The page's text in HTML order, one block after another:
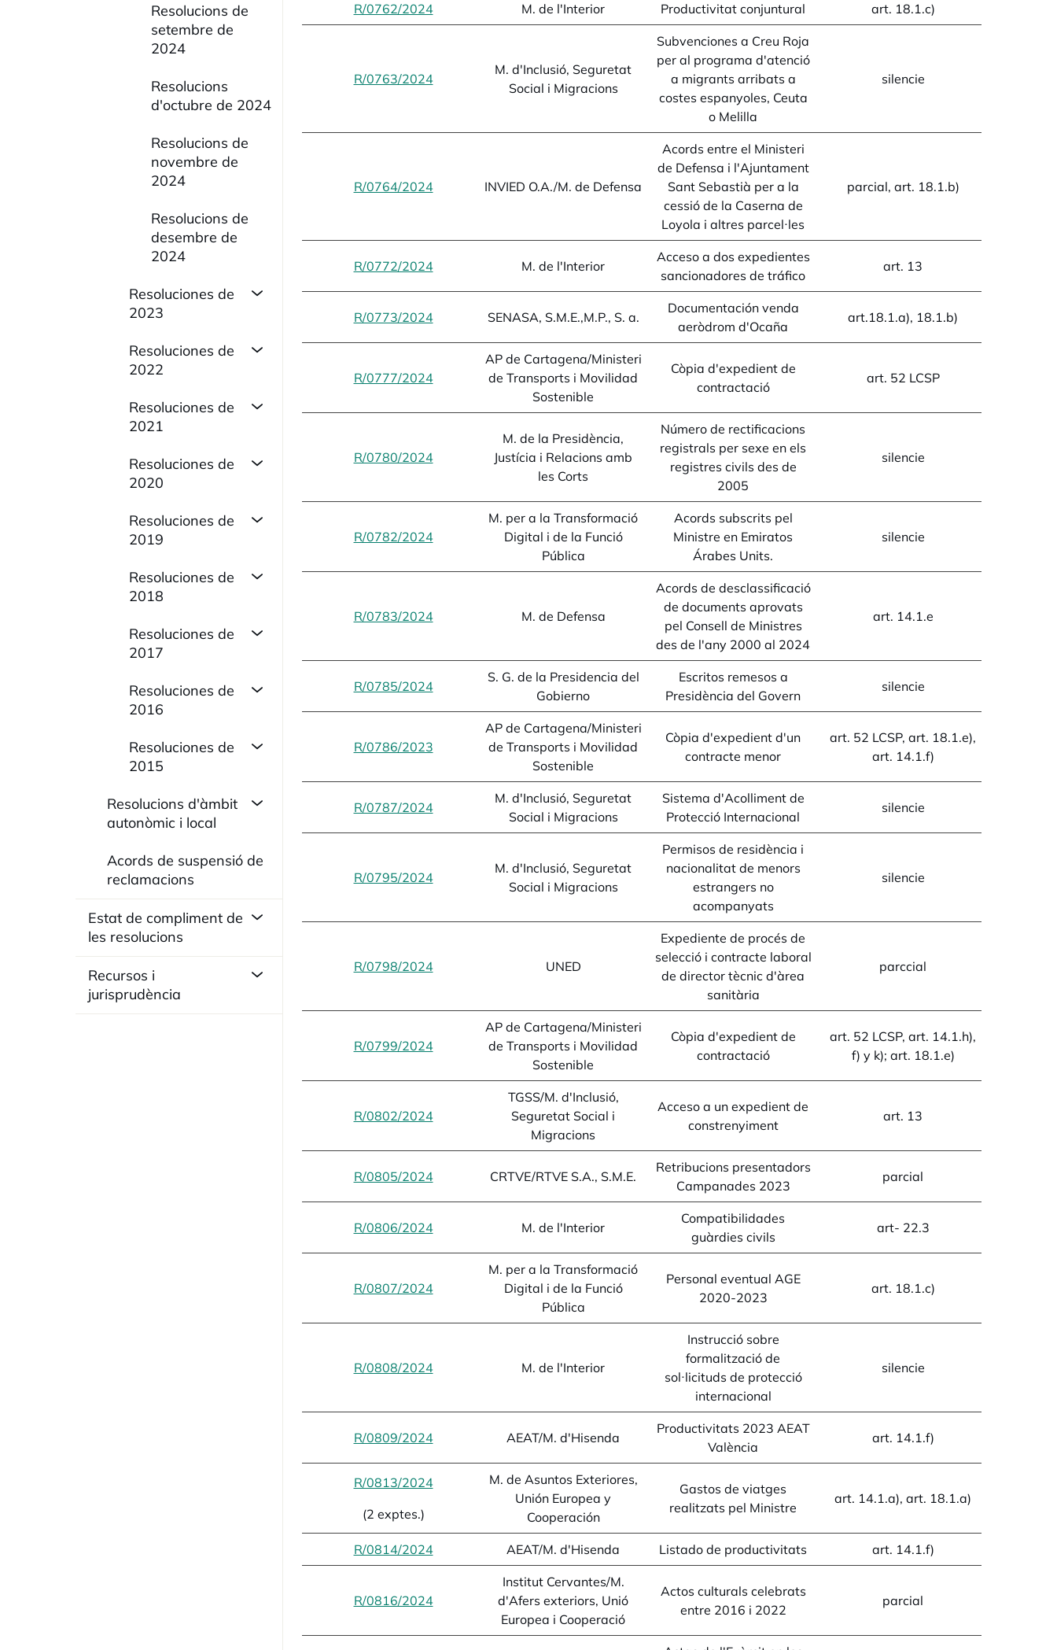
Resolucions de
setembre de
2024
Resolucions
d'octubre de 2024
Resolucions de
novembre de
2024
Resolucions de
desembre de
2024
Resoluciones de
2023
Resoluciones de
2022
Resoluciones de
2021
Resoluciones de
2020
Resoluciones de
2019
Resoluciones de
2018
Resoluciones de
2017
Resoluciones de
2016
Resoluciones de
2015
Resolucions d'àmbit
autonòmic i local
Acords de suspensió de
reclamacions
Estat de compliment de
les resolucions
Recursos i
jurisprudència
R/0762/2024opens in a new tabM. de l'Interior Productivitat conjuntural art. 18.1.c)
R/0763/2024opens in a new tab
M. d'Inclusió, Seguretat
Social i Migracions
Subvenciones a Creu Roja
per al programa d'atenció
a migrants arribats a
costes espanyoles, Ceuta
o Melilla
silencie
R/0764/2024opens in a new tab
INVIED O.A./M. de Defensa
Acords entre el Ministeri
de Defensa i l'Ajuntament
Sant Sebastià per a la
cessió de la Caserna de
Loyola i altres parcel·les
parcial, art. 18.1.b)
R/0772/2024opens in a new tabM. de l'Interior
Acceso a dos expedientes
sancionadores de tráfico
art. 13
R/0773/2024opens in a new tabSENASA, S.M.E.,M.P., S. a.
Documentación venda
aeròdrom d'Ocaña
art.18.1.a), 18.1.b)
R/0777/2024opens in a new tab
AP de Cartagena/Ministeri
de Transports i Movilidad
Sostenible
Còpia d'expedient de
contractació
art. 52 LCSP
R/0780/2024opens in a new tab
M. de la Presidència,
Justícia i Relacions amb
les Corts
Número de rectificacions
registrals per sexe en els
registres civils des de
2005
silencie
R/0782/2024opens in a new tab
M. per a la Transformació
Digital i de la Funció
Pública
Acords subscrits pel
Ministre en Emiratos
Árabes Units.
silencie
R/0783/2024opens in a new tabM. de Defensa
Acords de desclassificació
de documents aprovats
pel Consell de Ministres
des de l'any 2000 al 2024
art. 14.1.e
R/0785/2024opens in a new tab
S. G. de la Presidencia del
Gobierno
Escritos remesos a
Presidència del Govern
silencie
R/0786/2023 opens in a new tab
AP de Cartagena/Ministeri
de Transports i Movilidad
Sostenible
Còpia d'expedient d'un
contracte menor
art. 52 LCSP, art. 18.1.e),
art. 14.1.f)
R/0787/2024opens in a new tab
M. d'Inclusió, Seguretat
Social i Migracions
Sistema d'Acolliment de
Protecció Internacional
silencie
R/0795/2024opens in a new tab
M. d'Inclusió, Seguretat
Social i Migracions
Permisos de residència i
nacionalitat de menors
estrangers no
acompanyats
silencie
R/0798/2024opens in a new tab UNED
Expediente de procés de
selecció i contracte laboral
de director tècnic d'àrea
sanitària
parccial
R/0799/2024opens in a new tab
AP de Cartagena/Ministeri
de Transports i Movilidad
Sostenible
Còpia d'expedient de
contractació
art. 52 LCSP, art. 14.1.h),
f) y k); art. 18.1.e)
R/0802/2024opens in a new tab
TGSS/M. d'Inclusió,
Seguretat Social i
Migracions
Acceso a un expedient de
constrenyiment
art. 13
R/0805/2024opens in a new tabCRTVE/RTVE S.A., S.M.E.
Retribucions presentadors
Campanades 2023
parcial
R/0806/2024opens in a new tabM. de l'Interior
Compatibilidades
guàrdies civils
art- 22.3
R/0807/2024opens in a new tab
M. per a la Transformació
Digital i de la Funció
Pública
Personal eventual AGE
2020-2023
art. 18.1.c)
R/0808/2024opens in a new tabM. de l'Interior
Instrucció sobre
formalització de
sol·licituds de protecció
internacional
silencie
R/0809/2024opens in a new tabAEAT/M. d'Hisenda
Productivitats 2023 AEAT
València
art. 14.1.f)
R/0813/2024opens in a new tab
(2 exptes.)
M. de Asuntos Exteriores,
Unión Europea y
Cooperación
Gastos de viatges
realitzats pel Ministre
art. 14.1.a), art. 18.1.a)
R/0814/2024opens in a new tabAEAT/M. d'Hisenda Listado de productivitats art. 14.1.f)
R/0816/2024opens in a new tab
Institut Cervantes/M.
d'Afers exteriors, Unió
Europea i Cooperació
Actos culturals celebrats
entre 2016 i 2022
parcial